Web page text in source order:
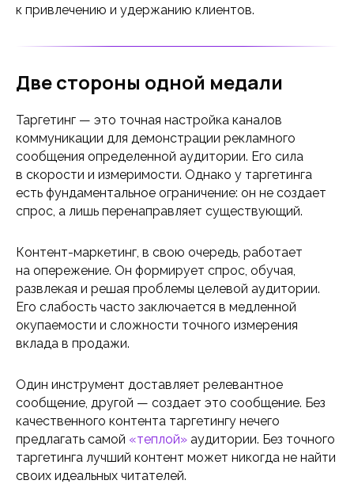
к привлечению и удержанию клиентов.
Две стороны одной медали
Таргетинг — это точная настройка каналов
коммуникации для демонстрации рекламного
сообщения определенной аудитории. Его сила
в скорости и измеримости. Однако у таргетинга
есть фундаментальное ограничение: он не создает
спрос, а лишь перенаправляет существующий.
Контент-маркетинг, в свою очередь, работает
на опережение. Он формирует спрос, обучая,
развлекая и решая проблемы целевой аудитории.
Его слабость часто заключается в медленной
окупаемости и сложности точного измерения
вклада в продажи.
Один инструмент доставляет релевантное
сообщение, другой — создает это сообщение. Без
качественного контента таргетингу нечего
предлагать самой «теплой» аудитории. Без точного
таргетинга лучший контент может никогда не найти
своих идеальных читателей.